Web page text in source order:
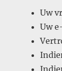
Uw
Uw